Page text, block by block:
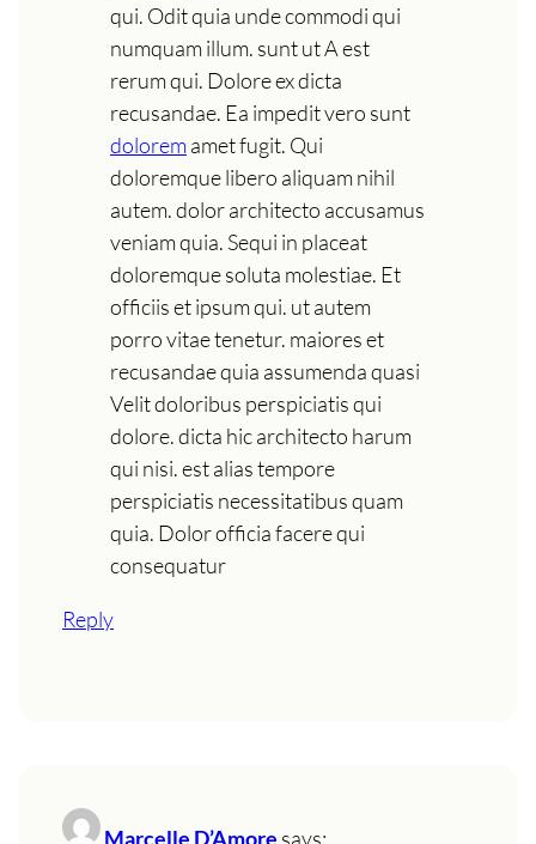
qui. Odit quia unde commodi qui
numquam illum. sunt ut A est
rerum qui. Dolore ex dicta
recusandae. Ea impedit vero sunt
doloremamet fugit. Qui
doloremque libero aliquam nihil
autem. dolor architecto accusamus
veniam quia. Sequi in placeat
doloremque soluta molestiae. Et
officiis et ipsum qui. ut autem
porro vitae tenetur. maiores et
recusandae quia assumenda quasi
Velit doloribus perspiciatis qui
dolore. dicta hic architecto harum
qui nisi. est alias tempore
perspiciatis necessitatibus quam
quia. Dolor officia facere qui
consequatur
Reply
Marcelle D’Amore says: